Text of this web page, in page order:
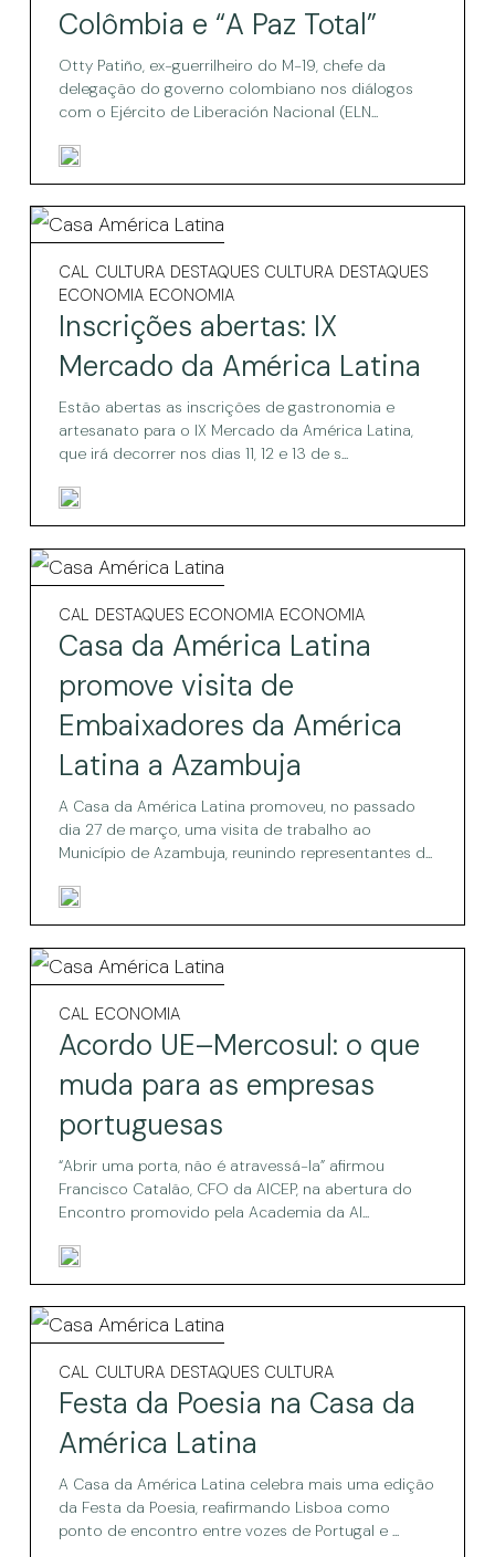
Total”
e
“A
Paz
Total”
Colômbia e “A Paz Total”
Otty Patiño, ex-guerrilheiro do M-19, chefe da
delegação do governo colombiano nos diálogos
com o Ejército de Liberación Nacional (ELN...
Inscrições
abertas:
Mercado
América
Latina
Inscrições
abertas:
IX
Mercado
da
América
Latina
CAL CULTURA DESTAQUES CULTURA DESTAQUES
ECONOMIA ECONOMIA
Inscrições abertas: IX
Mercado da América Latina
Estão abertas as inscrições de gastronomia e
artesanato para o IX Mercado da América Latina,
que irá decorrer nos dias 11, 12 e 13 de s...
Casa
América
promove
visita
Embaixadores
América
Latina
a
Azambuja
Casa
da
América
Latina
promove
visita
Embaixadores
América
Latina
a
CAL DESTAQUES ECONOMIA ECONOMIA
Casa da América Latina
promove visita de
Embaixadores da América
Latina a Azambuja
A Casa da América Latina promoveu, no passado
dia 27 de março, uma visita de trabalho ao
Município de Azambuja, reunindo representantes d...
Acordo
Mercosul:
muda
para
empresas
portuguesas
Acordo
UE–
Mercosul:
o
que
muda
para
as
empresas
portuguesas
CAL ECONOMIA
Acordo UE–Mercosul: o que
muda para as empresas
portuguesas
“Abrir uma porta, não é atravessá-la” afirmou
Francisco Catalão, CFO da AICEP, na abertura do
Encontro promovido pela Academia da AI...
Festa
Poesia
América
Festa
da
Poesia
na
Casa
da
América
Latina
CAL CULTURA DESTAQUES CULTURA
Festa da Poesia na Casa da
América Latina
A Casa da América Latina celebra mais uma edição
da Festa da Poesia, reafirmando Lisboa como
ponto de encontro entre vozes de Portugal e ...